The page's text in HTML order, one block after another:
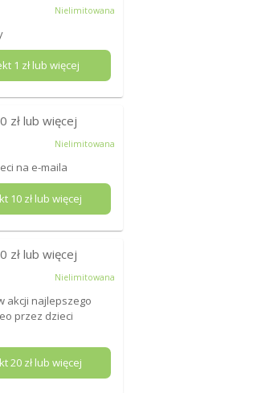
Nielimitowana
1 zł lub więcej
zł lub więcej
Nielimitowana
na e-maila
10 zł lub więcej
zł lub więcej
Nielimitowana
akcji najlepszego
przez dzieci
20 zł lub więcej